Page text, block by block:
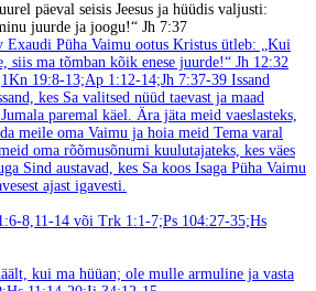
päeval seisis Jeesus ja hüüdis valjusti:
juurde ja joogu!“ Jh 7:37
Exaudi Püha Vaimu ootus Kristus ütleb: „Kui
siis ma tõmban kõik enese juurde!“ Jh 12:32
19:8-13;Ap 1:12-14;Jh 7:37-39 Issand
kes Sa valitsed nüüd taevast ja maad
paremal käel. Ära jäta meid vaeslasteks,
meile oma Vaimu ja hoia meid Tema varal
oma rõõmusõnumi kuulutajateks, kes väes
Sind austavad, kes Sa koos Isaga Püha Vaimu
ajast igavesti.
8,11-14 või Trk 1:1-7;Ps 104:27-35;Hs
kui ma hüüan; ole mulle armuline ja vasta